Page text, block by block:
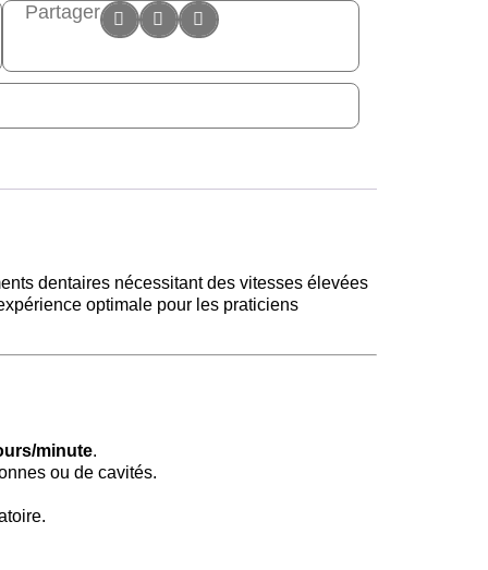
Partager
dentaires nécessitant des vitesses élevées
optimale pour les praticiens
minute.
ou de cavités.